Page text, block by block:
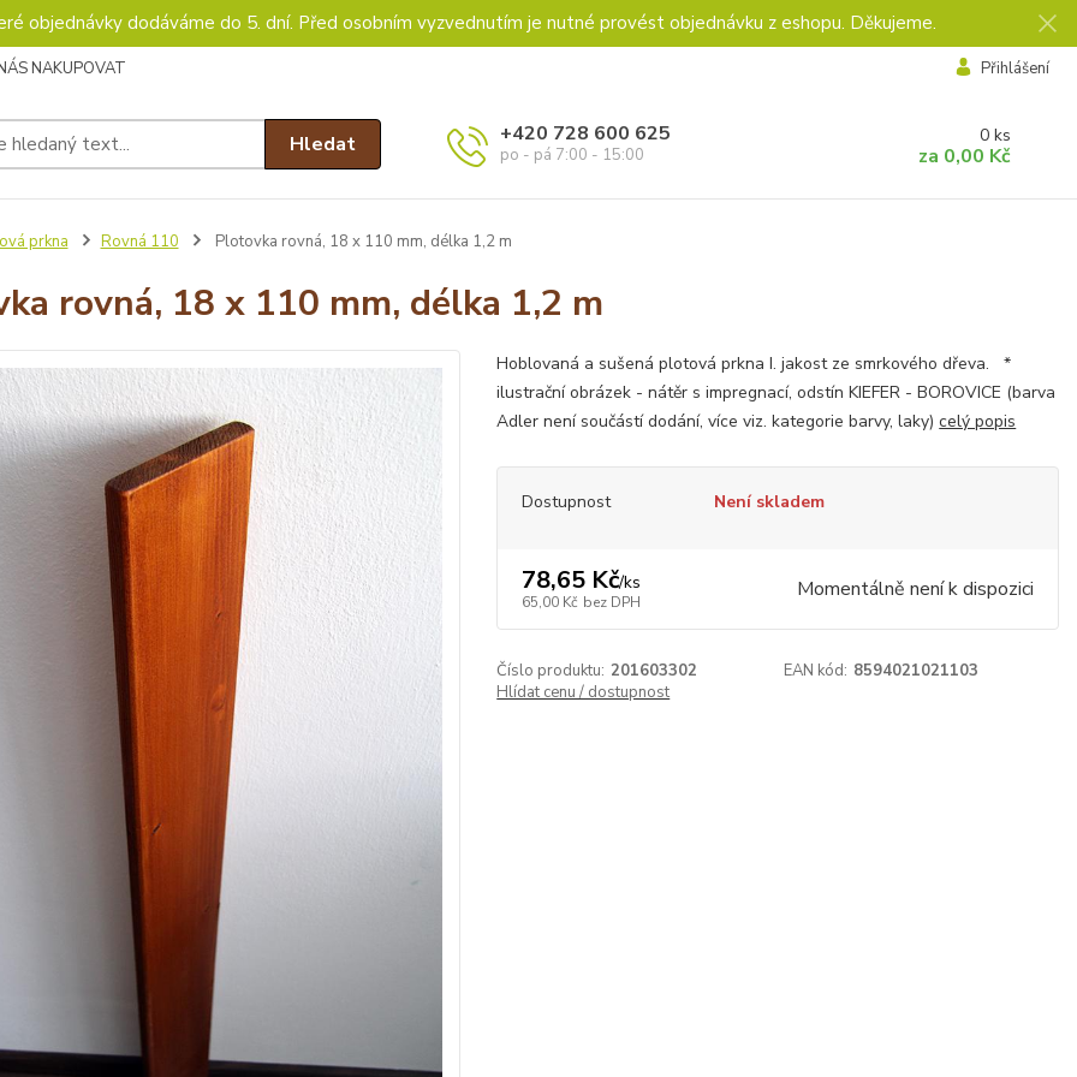
objednávky dodáváme do 5. dní. Před osobním vyzvednutím je nutné provést objednávku z eshopu. Děkujeme.
NAKUPOVAT Přihlášení
Hledat +420 728 600 625
po - pá 7:00 - 15:00
0 ks
za 0,00 Kč
prkna Rovná 110 Plotovka rovná, 18 x 110 mm, délka 1,2 m
rovná, 18 x 110 mm, délka 1,2 m
Hoblovaná a sušená plotová prkna I. jakost ze smrkového dřeva. *
ilustrační obrázek - nátěr s impregnací, odstín KIEFER - BOROVICE (barva
Adler není součástí dodání, více viz. kategorie barvy, laky)celý popis
Dostupnost Není skladem
78,65 Kč/ks
65,00 Kč bez DPH Momentálně není k dispozici
Číslo produktu: 201603302 EAN kód: 8594021021103
Hlídat cenu / dostupnost